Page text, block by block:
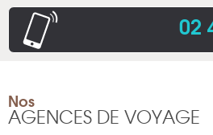
02
Nos
AGENCES DE VOYAGE